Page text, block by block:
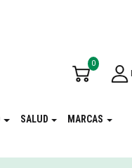
0
SALUD MARCAS